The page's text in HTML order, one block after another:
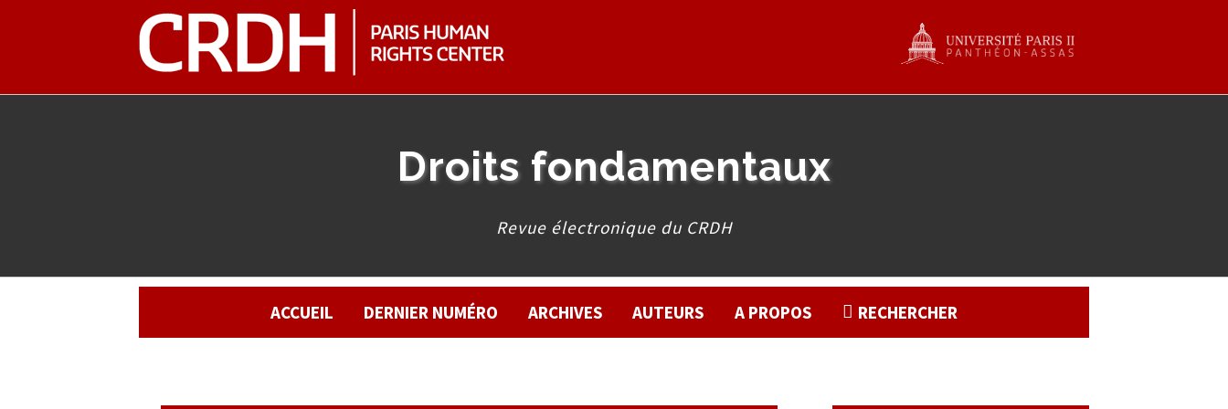
Droits fondamentaux
Revue électronique du CRDH
ACCUEIL DERNIER NUMÉRO ARCHIVES AUTEURS A PROPOS RECHERCHER